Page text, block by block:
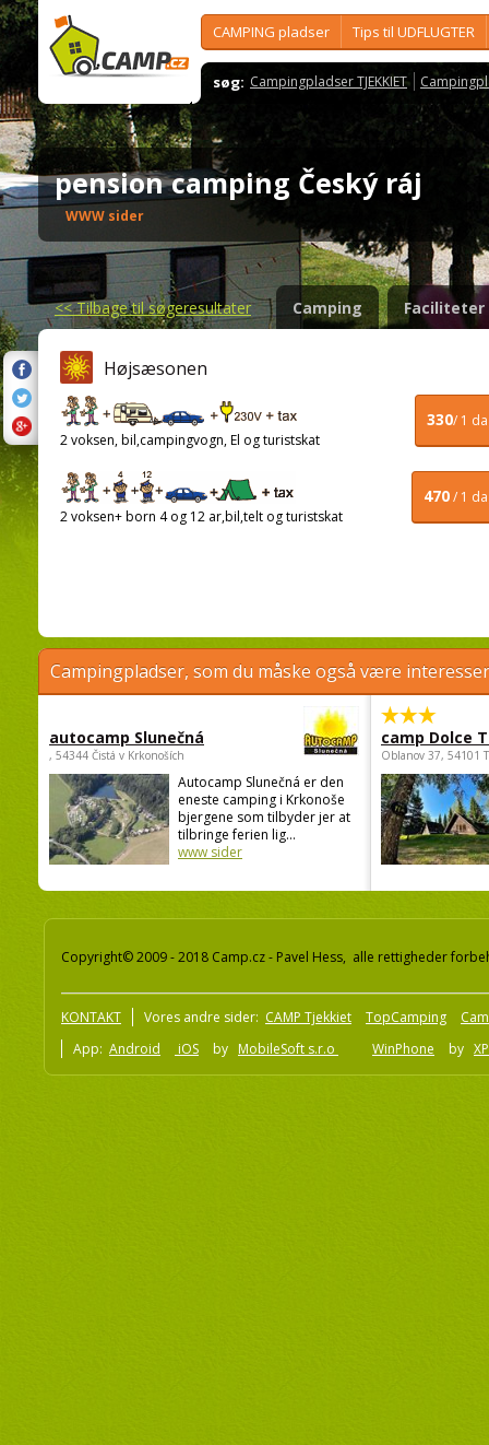
CAMPING pladser Tips til UDFLUGTER
søg: Campingpladser TJEKKIET
pension camping Český ráj
WWW sider
<<Tilbage til søgeresultater Camping Faciliteter
Højsæsonen
330/ 1
2 voksen, bil,campingvogn, El og turistskat
470/ 1
2 voksen+ born 4 og 12 ar,bil,telt og turistskat
Campingpladser, som du måske også være
autocamp Slunečná
, 54344 Čistá v Krkonoších
Autocamp Slunečná er den
eneste camping i Krkonoše
bjergene som tilbyder jer at
tilbringe ferien lig...
www sider
camp Dolce
Oblanov 37, 54101
Copyright© 2009 - 2018 Camp.cz - Pavel Hess, alle rettigheder
KONTAKT Vores andre sider: CAMP Tjekkiet TopCamping
App: Android iOS by MobileSoft s.r.o WinPhone by